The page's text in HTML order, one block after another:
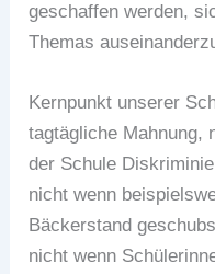
geschaffen werden,
Themas
Kernpunkt unserer
tagtägliche Mahnung,
der Schule
nicht wenn
Bäckerstand
nicht wenn